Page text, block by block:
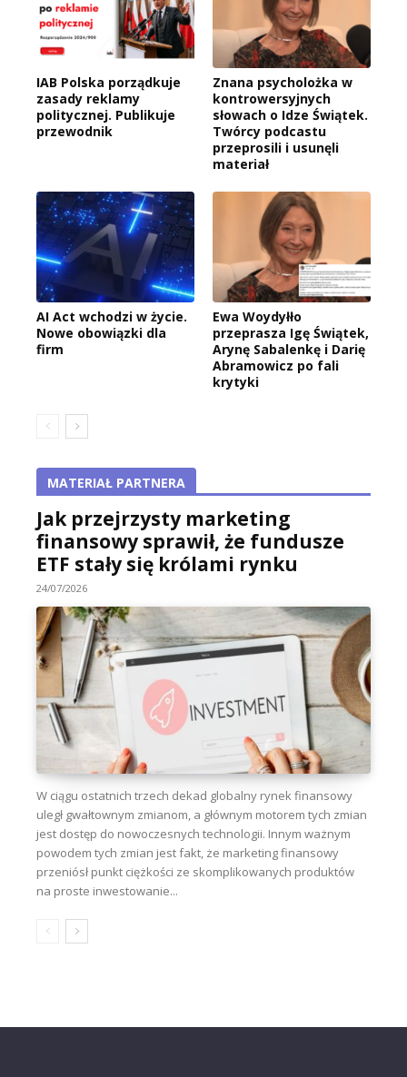
IAB Polska porządkuje
zasady reklamy
politycznej. Publikuje
przewodnik
Znana psycholożka w
kontrowersyjnych
słowach o Idze Świątek.
Twórcy podcastu
przeprosili i usunęli
materiał
AI Act wchodzi w życie.
Nowe obowiązki dla
firm
Ewa Woydyłło
przeprasza Igę Świątek,
Arynę Sabalenkę i Darię
Abramowicz po fali
krytyki
MATERIAŁ PARTNERA
Jak przejrzysty marketing
finansowy sprawił, że fundusze
ETF stały się królami rynku
24/07/2026
W ciągu ostatnich trzech dekad globalny rynek finansowy
uległ gwałtownym zmianom, a głównym motorem tych zmian
jest dostęp do nowoczesnych technologii. Innym ważnym
powodem tych zmian jest fakt, że marketing finansowy
przeniósł punkt ciężkości ze skomplikowanych produktów
na proste inwestowanie...